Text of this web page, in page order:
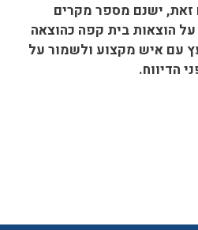
ישנם מספר מקרים
על הוצאות בית קפה כהוצאה
עם איש מקצוע ולשמור על
הדיווח.